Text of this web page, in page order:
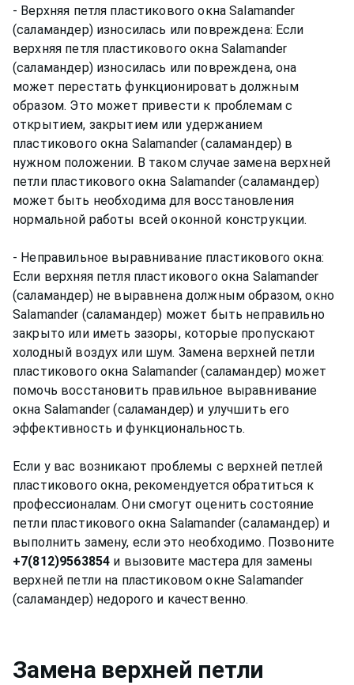
- Верхняя петля пластикового окна Salamander
(саламандер) износилась или повреждена: Если
верхняя петля пластикового окна Salamander
(саламандер) износилась или повреждена, она
может перестать функционировать должным
образом. Это может привести к проблемам с
открытием, закрытием или удержанием
пластикового окна Salamander (саламандер) в
нужном положении. В таком случае замена верхней
петли пластикового окна Salamander (саламандер)
может быть необходима для восстановления
нормальной работы всей оконной конструкции.
- Неправильное выравнивание пластикового окна:
Если верхняя петля пластикового окна Salamander
(саламандер) не выравнена должным образом, окно
Salamander (саламандер) может быть неправильно
закрыто или иметь зазоры, которые пропускают
холодный воздух или шум. Замена верхней петли
пластикового окна Salamander (саламандер) может
помочь восстановить правильное выравнивание
окна Salamander (саламандер) и улучшить его
эффективность и функциональность.
Если у вас возникают проблемы с верхней петлей
пластикового окна, рекомендуется обратиться к
профессионалам. Они смогут оценить состояние
петли пластикового окна Salamander (саламандер) и
выполнить замену, если это необходимо. Позвоните
+7(812)9563854 и вызовите мастера для замены
верхней петли на пластиковом окне Salamander
Замена верхней петли